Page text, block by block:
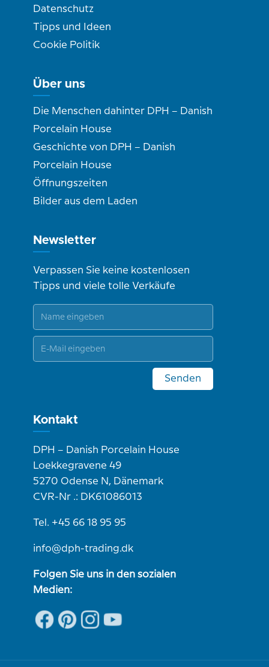
Datenschutz
Tipps und Ideen
Cookie Politik
Über uns
Die Menschen dahinter DPH – Danish
Porcelain House
Geschichte von DPH – Danish
Porcelain House
Öffnungszeiten
Bilder aus dem Laden
Newsletter
Verpassen Sie keine kostenlosen
Tipps und viele tolle Verkäufe
Senden
Kontakt
DPH – Danish Porcelain House
Loekkegravene 49
5270 Odense N, Dänemark
CVR-Nr .: DK61086013
Tel. +45 66 18 95 95
info@dph-trading.dk
Folgen Sie uns in den sozialen
Medien: